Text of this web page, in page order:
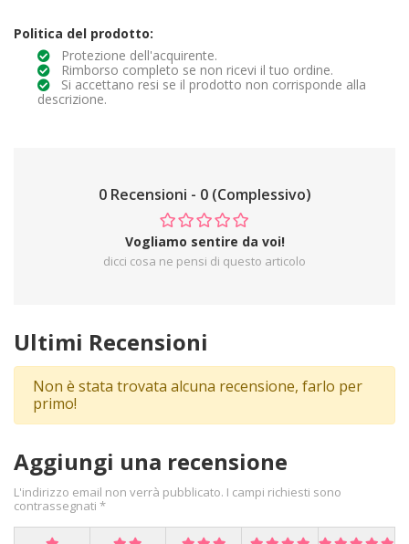
Politica del prodotto:
Protezione dell'acquirente.
Rimborso completo se non ricevi il tuo ordine.
Si accettano resi se il prodotto non corrisponde alla
descrizione.
0 Recensioni - 0 (Complessivo)
Vogliamo sentire da voi!
dicci cosa ne pensi di questo articolo
Ultimi Recensioni
Non è stata trovata alcuna recensione, farlo per
primo!
Aggiungi una recensione
L'indirizzo email non verrà pubblicato. I campi richiesti sono
contrassegnati *